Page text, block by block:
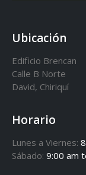
Ubicación
Edificio Brencan
Calle B Norte
David, Chiriquí
Horario
Lunes a Viernes:
Sábado: 9:00 am